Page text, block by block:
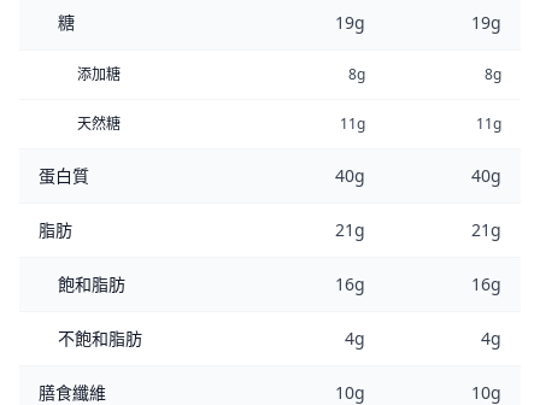
糖 19g 19g
添加糖 8g 8g
天然糖 11g 11g
蛋白質 40g 40g
脂肪 21g 21g
飽和脂肪 16g 16g
不飽和脂肪 4g 4g
膳食纖維 10g 10g